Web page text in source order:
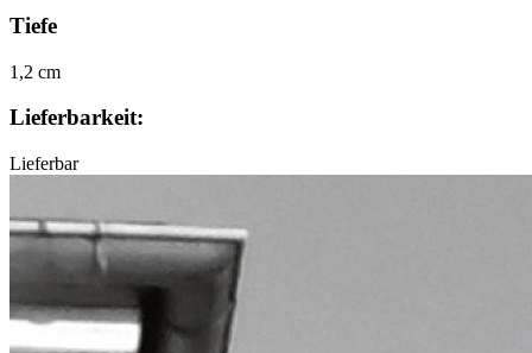
Tiefe
1,2 cm
Lieferbarkeit:
Lieferbar